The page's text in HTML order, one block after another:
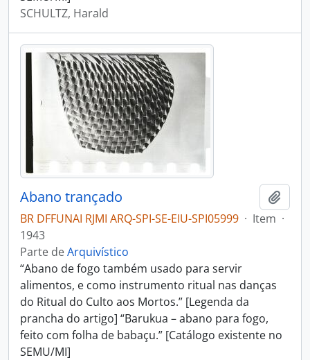
SCHULTZ, Harald
Abano trançado
BR DFFUNAI RJMI ARQ-SPI-SE-EIU-SPI05999 · Item ·
1943
Parte deArquivístico
“Abano de fogo também usado para servir
alimentos, e como instrumento ritual nas danças
do Ritual do Culto aos Mortos.” [Legenda da
prancha do artigo] “Barukua – abano para fogo,
feito com folha de babaçu.” [Catálogo existente no
SEMU/MI]